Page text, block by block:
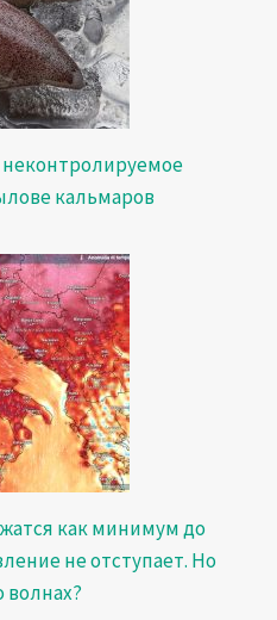
кальмаров
как минимум до
не отступает. Но